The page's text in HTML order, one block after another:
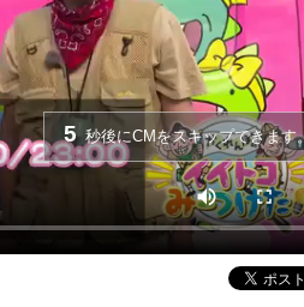
5 秒後にCMをスキップできます